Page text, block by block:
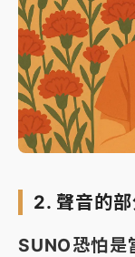
2. 聲音的
SUNO恐怕是